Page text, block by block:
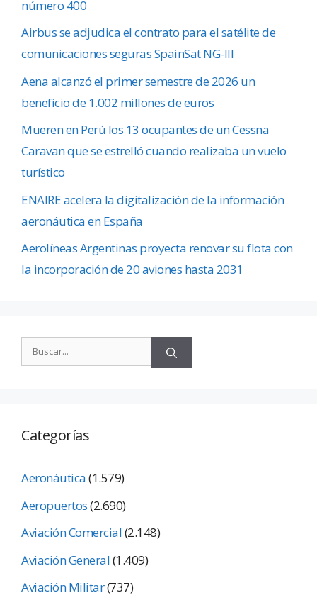
número 400
Airbus se adjudica el contrato para el satélite de
comunicaciones seguras SpainSat NG-III
Aena alcanzó el primer semestre de 2026 un
beneficio de 1.002 millones de euros
Mueren en Perú los 13 ocupantes de un Cessna
Caravan que se estrelló cuando realizaba un vuelo
turístico
ENAIRE acelera la digitalización de la información
aeronáutica en España
Aerolíneas Argentinas proyecta renovar su flota con
la incorporación de 20 aviones hasta 2031
Categorías
Aeronáutica(1.579)
Aeropuertos(2.690)
Aviación Comercial(2.148)
Aviación General(1.409)
Aviación Militar(737)